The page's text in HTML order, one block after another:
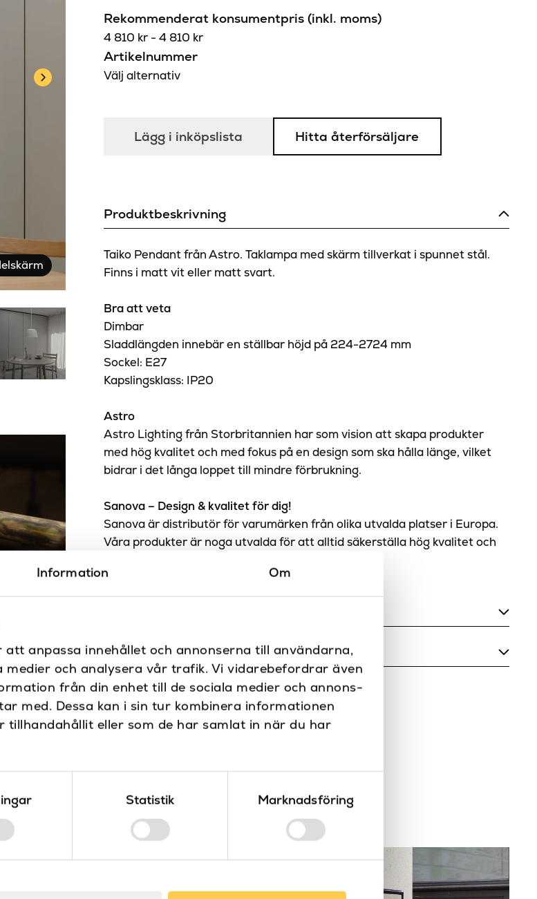
Information Om
anpassa innehållet och annonserna till användarna,
och analysera vår trafik. Vi vidarebefordrar även
från din enhet till de sociala medier och annons-
med. Dessa kan i sin tur kombinera informationen
tillhandahållit eller som de har samlat in när du har
Statistik Marknadsföring
Rekommenderat konsumentpris (inkl. moms)
4 810 kr -4 810 kr
Artikelnummer
Välj alternativ
Lägg i inköpslista Hitta återförsäljare
Produktbeskrivning
Taiko Pendant från Astro. Taklampa med skärm tillverkat i spunnet stål.
Finns i matt vit eller matt svart.
Bra att veta
Dimbar
Sladdlängden innebär en ställbar höjd på 224-2724 mm
Sockel: E27
Kapslingsklass: IP20
Astro
Astro Lighting från Storbritannien har som vision att skapa produkter
med hög kvalitet och med fokus på en design som ska hålla länge, vilket
bidrar i det långa loppet till mindre förbrukning.
Sanova – Design & kvalitet för dig!
Sanova är distributör för varumärken från olika utvalda platser i Europa.
Våra produkter är noga utvalda för att alltid säkerställa hög kvalitet och
Diameter (mm)
Dimbar
Ja
Fire-rated
Nej
Färg
Matt svart, Matt vit
Material
Aluminium
Dokument
Ritning
Montering